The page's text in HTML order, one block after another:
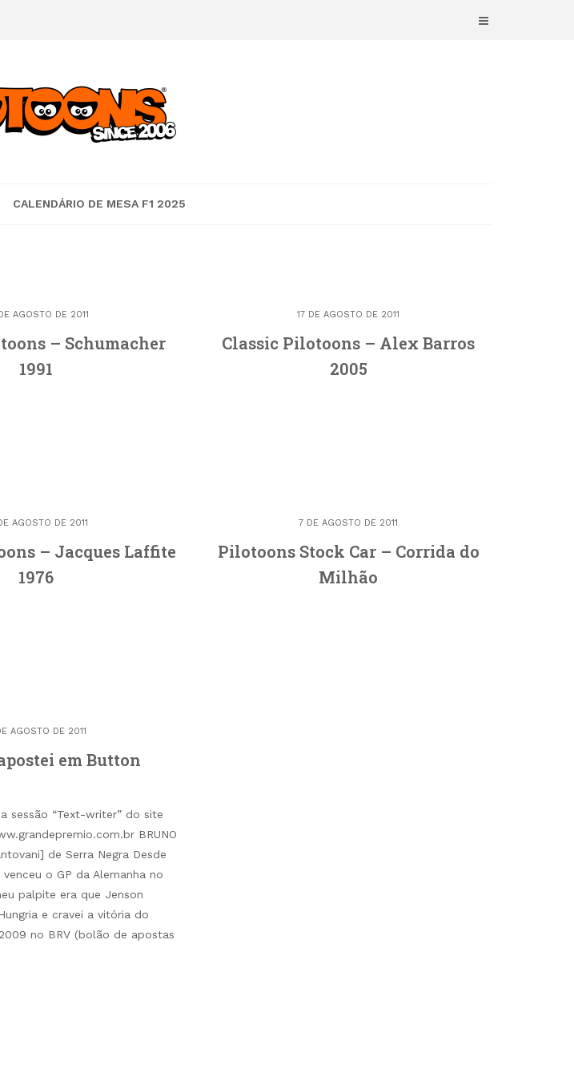
CALENDÁRIO DE MESA F1 2025
AGOSTO DE 2011
– Schumacher
1991
17 DE AGOSTO DE 2011
Classic Pilotoons – Alex Barros
2005
AGOSTO DE 2011
– Jacques Laffite
1976
7 DE AGOSTO DE 2011
Pilotoons Stock Car – Corrida do
Milhão
AGOSTO DE 2011
em Button
sessão “Text-writer” do site
BRUNO
de Serra Negra Desde
o GP da Alemanha no
palpite era que Jenson
e cravei a vitória do
no BRV (bolão de apostas